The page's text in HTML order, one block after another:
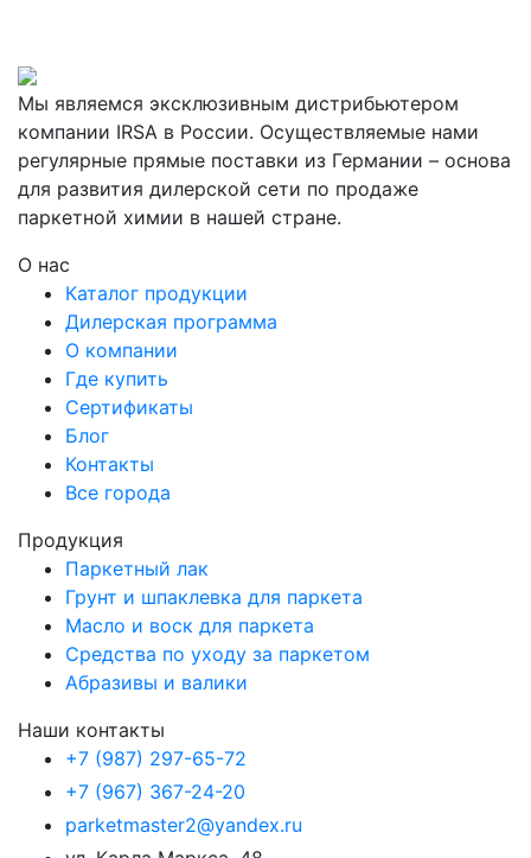
Мы являемся эксклюзивным дистрибьютером
компании IRSA в России. Осуществляемые нами
регулярные прямые поставки из Германии – основа
для развития дилерской сети по продаже
паркетной химии в нашей стране.
О нас
Каталог продукции
Дилерская программа
О компании
Где купить
Сертификаты
Блог
Контакты
Все города
Продукция
Паркетный лак
Грунт и шпаклевка для паркета
Масло и воск для паркета
Средства по уходу за паркетом
Абразивы и валики
Наши контакты
+7 (987) 297-65-72
+7 (967) 367-24-20
parketmaster2@yandex.ru